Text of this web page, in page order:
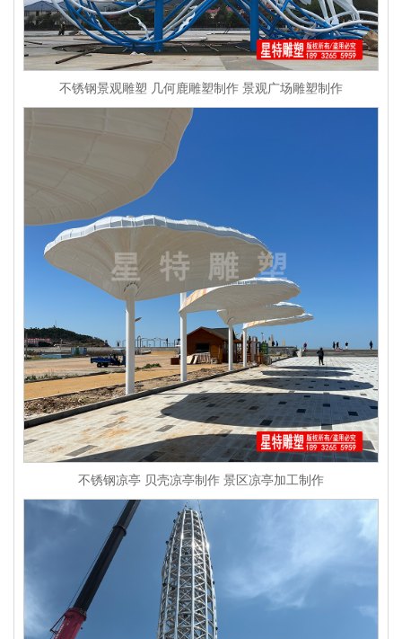
不锈钢景观雕塑 几何鹿雕塑制作 景观广场雕塑制作
不锈钢凉亭 贝壳凉亭制作 景区凉亭加工制作